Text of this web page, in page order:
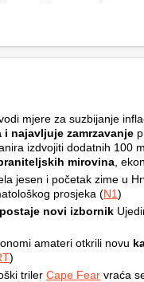
mjere za suzbijanje
i najavljuje zamrzavanje
izdvojiti dodatnih 100
mirovina ,
jesen i početak zime u
prosjeka (N1)
postaje novi izbornik
amateri otkrili novu
)
triler Cape Fear vraća